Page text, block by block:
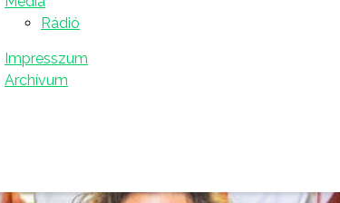
Rádió
Impresszum
Archívum